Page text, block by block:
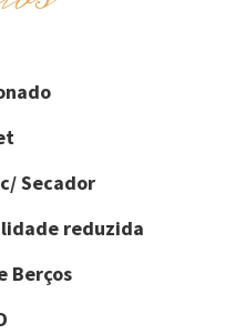
Secador
reduzida
Berços